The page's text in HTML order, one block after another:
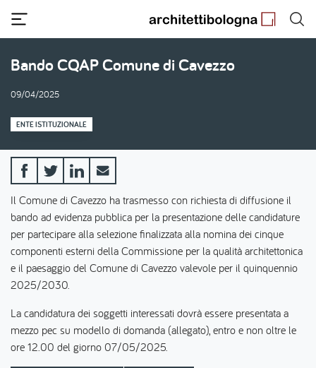
contenuto
principale
Bando CQAP Comune di Cavezzo
09/04/2025
ENTE ISTITUZIONALE
Il Comune di Cavezzo ha trasmesso con richiesta di diffusione il
bando ad evidenza pubblica per la presentazione delle candidature
per partecipare alla selezione finalizzata alla nomina dei cinque
componenti esterni della Commissione per la qualità architettonica
e il paesaggio del Comune di Cavezzo valevole per il quinquennio
2025/2030.
La candidatura dei soggetti interessati dovrà essere presentata a
mezzo pec su modello di domanda (allegato), entro e non oltre le
ore 12.00 del giorno 07/05/2025.